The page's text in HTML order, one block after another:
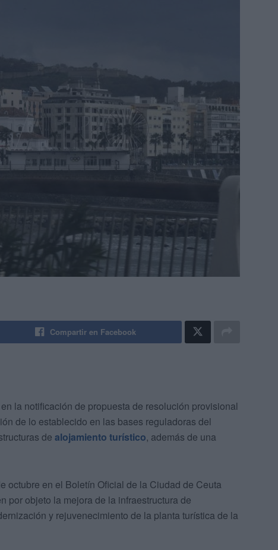
Compartir en Facebook
la notificación de propuesta de resolución provisional
de lo establecido en las bases reguladoras del
de alojamiento turístico, además de una
octubre en el Boletín Oficial de la Ciudad de Ceuta
por objeto la mejora de la infraestructura de
y rejuvenecimiento de la planta turística de la